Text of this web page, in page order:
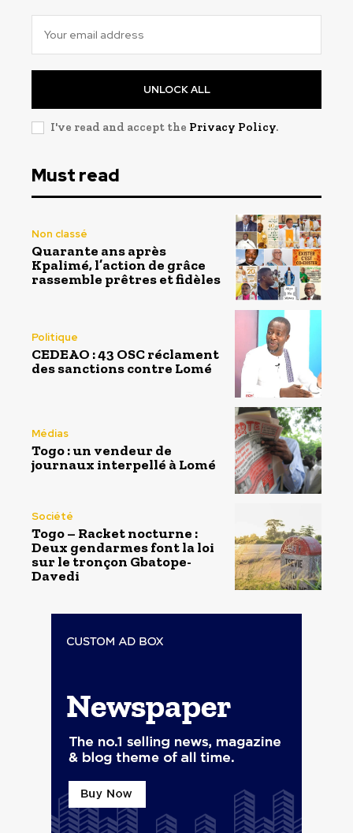
UNLOCK ALL
I've read and accept the Privacy Policy.
Must read
Non classé
Quarante ans après
Kpalimé, l’action de grâce
rassemble prêtres et fidèles
Politique
CEDEAO : 43 OSC réclament
des sanctions contre Lomé
Médias
Togo : un vendeur de
journaux interpellé à Lomé
Société
Togo – Racket nocturne :
Deux gendarmes font la loi
sur le tronçon Gbatope-
Davedi